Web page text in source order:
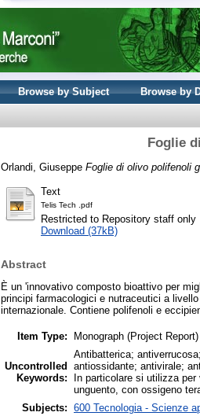
Browse by Subject Browse by
Foglie
Orlandi, Giuseppe Foglie di olivo polifenoli
Text
Telis Tech .pdf
Restricted to Repository staff only
Download (37kB)
Abstract
È un 'innovativo composto bioattivo per
principi farmacologici e nutraceutici a
internazionale. Contiene polifenoli e
Item Type: Monograph (Project Report)
Uncontrolled
Keywords:
Antibatterica;
antiossidante; antivirale;
In particolare si utilizza
unguento, con ossigeno
Subjects: 600 Tecnologia - Scienze